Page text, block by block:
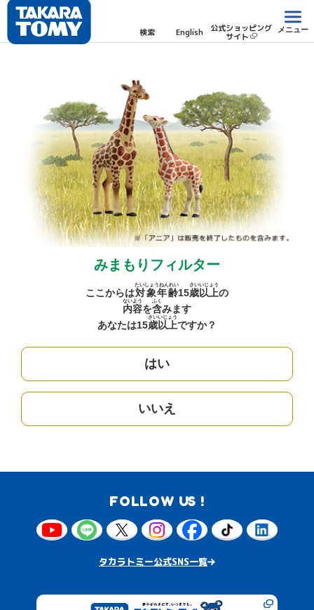
検索 English 公式ショッピング
サイト
メニュー
みまもりフィルター
ここからは対象年齢
たいしょうねんれい
15歳
さい
以上
いじょう
の
内容
ないよう
を含
ふく
みます
あなたは15歳
さい
以上
いじょう
ですか？
はい
いいえ
FOLLOW US !
タカラトミー公式SNS一覧